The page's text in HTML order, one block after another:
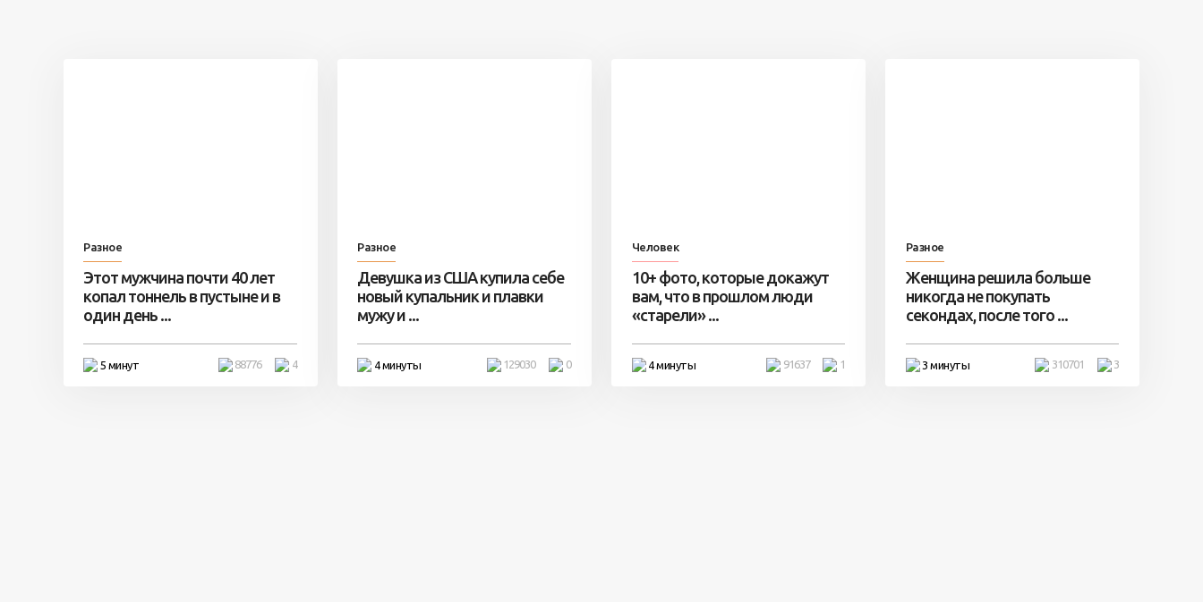
Разное
Этот мужчина почти 40 лет
копал тоннель в пустыне и в
один день ...
5 минут 4
88776
Разное
Девушка из США купила себе
новый купальник и плавки
мужу и ...
4 минуты 0
129030
Человек
10+ фото, которые докажут
вам, что в прошлом люди
«старели» ...
4 минуты 1
91637
Разное
Женщина решила больше
никогда не покупать
секондах, после того ...
3 минуты 3
310701